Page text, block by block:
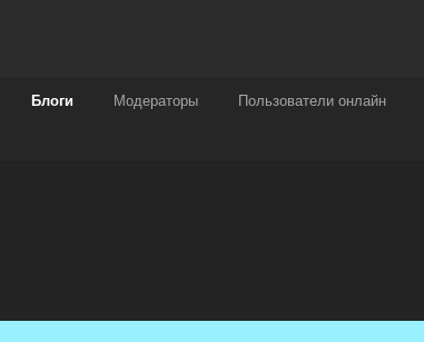
Блоги Модераторы Пользователи онлайн
Награды Чат Больше